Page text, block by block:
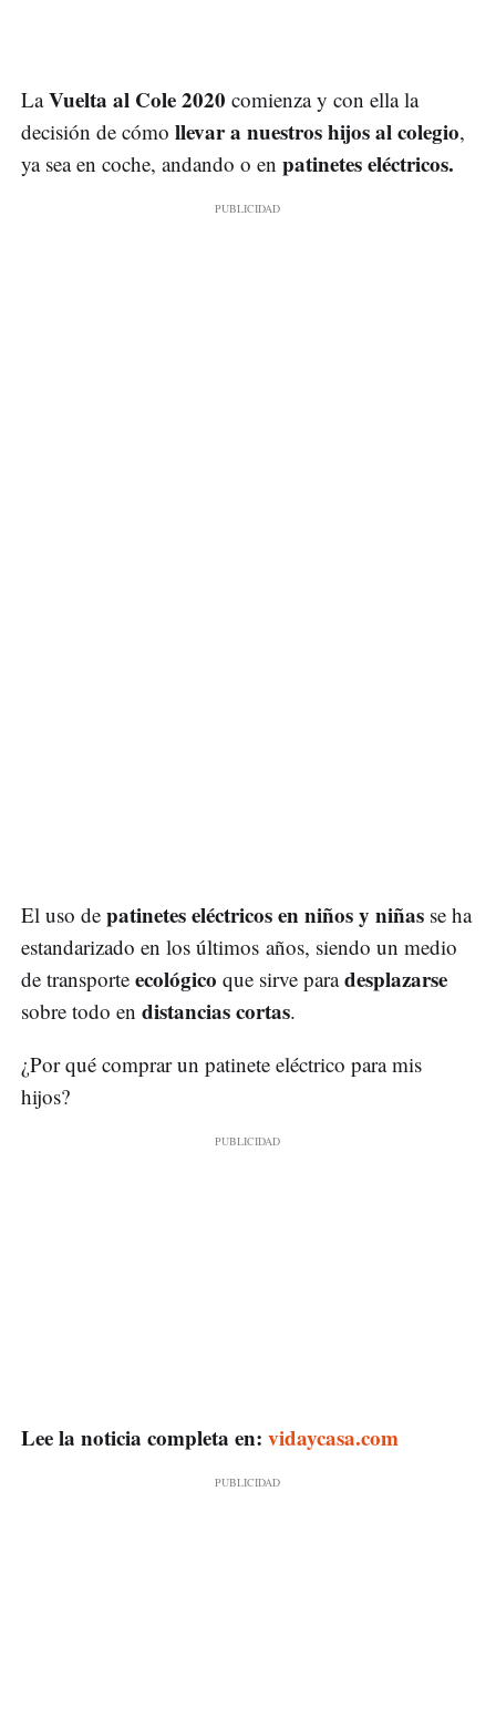
LaVuelta al Cole 2020 comienza y con ella la
decisión de cómo llevar a nuestros hijos al colegio,
ya sea en coche, andando o en patinetes eléctricos.
El uso de patinetes eléctricos en niños y niñas se ha
estandarizado en los últimos años, siendo un medio
de transporte ecológico que sirve paradesplazarse
sobre todo en distancias cortas.
¿Por qué comprar un patinete eléctrico para mis
hijos?
Lee la noticia completa en: vidaycasa.com